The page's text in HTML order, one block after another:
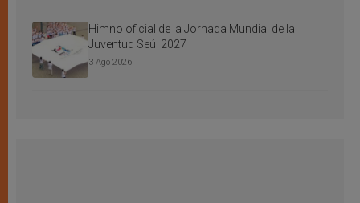
Himno oficial de la Jornada Mundial de la
Juventud Seúl 2027
3 Ago 2026